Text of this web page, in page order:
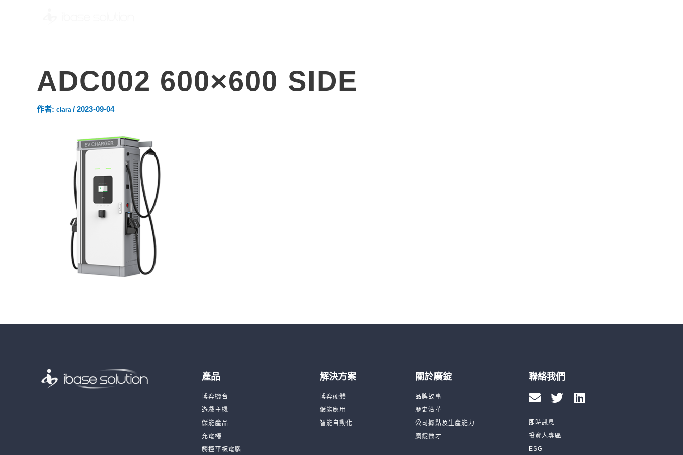
ADC002 600×600 SIDE
作者: clara / 2023-09-04
產品
博弈機台
遊戲主機
儲能產品
充電樁
觸控平板電腦
解決方案
博弈硬體
儲能應用
智能自動化
關於廣錠
品牌故事
歷史沿革
公司據點及生產能力
廣錠徵才
聯絡我們
即時訊息
投資人專區
ESG